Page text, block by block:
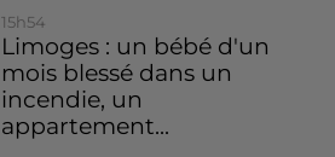
15h54
Limoges : un bébé d'un
mois blessé dans un
incendie, un
appartement...